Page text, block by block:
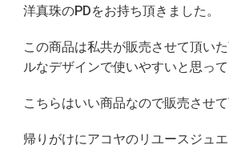
洋真珠のPDをお持ち頂きました。
この商品は私共が販売させて頂い
ルなデザインで使いやすいと思っ
こちらはいい商品なので販売させて
帰りがけにアコヤのリユースジュ